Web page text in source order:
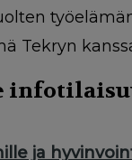
Tekryn
ja